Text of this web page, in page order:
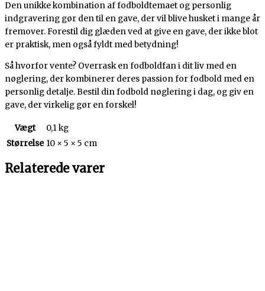
Den unikke kombination af fodboldtemaet og personlig
indgravering gør den til en gave, der vil blive husket i mange år
fremover. Forestil dig glæden ved at give en gave, der ikke blot
er praktisk, men også fyldt med betydning!
Så hvorfor vente? Overrask en fodboldfan i dit liv med en
nøglering, der kombinerer deres passion for fodbold med en
personlig detalje. Bestil din fodbold nøglering i dag, og giv en
gave, der virkelig gør en forskel!
Vægt
0,1 kg
Størrelse 10 × 5 × 5 cm
Relaterede varer